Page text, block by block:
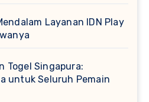
Layanan IDN Play
Togel Singapura:
untuk Seluruh Pemain